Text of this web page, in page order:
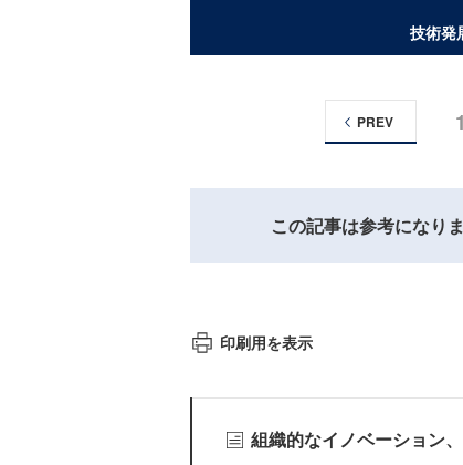
技術発
1
PREV
この記事は参考になり
印刷用を表示
組織的なイノベーション